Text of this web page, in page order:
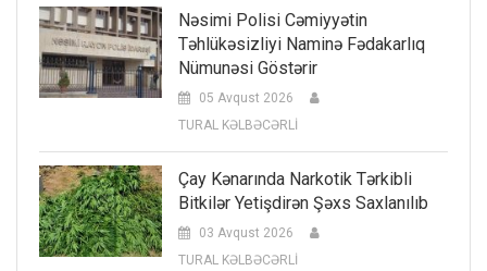
Nəsimi Polisi Cəmiyyətin
Təhlükəsizliyi Naminə Fədakarlıq
Nümunəsi Göstərir
05 Avqust 2026
TURAL KƏLBƏCƏRLİ
Çay Kənarında Narkotik Tərkibli
Bitkilər Yetişdirən Şəxs Saxlanılıb
03 Avqust 2026
TURAL KƏLBƏCƏRLİ